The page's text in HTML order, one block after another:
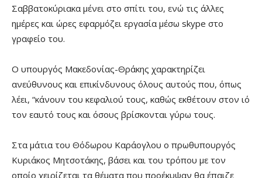
Σαββατοκύριακα μένει στο σπίτι του, ενώ τις άλλες
ημέρες και ώρες εφαρμόζει εργασία μέσω skype στο
γραφείο του.
Ο υπουργός Μακεδονίας-Θράκης χαρακτηρίζει
ανεύθυνους και επικίνδυνους όλους αυτούς που, όπως
λέει, “κάνουν του κεφαλιού τους, καθώς εκθέτουν στον ιό
τον εαυτό τους και όσους βρίσκονται γύρω τους.
Στα μάτια του Θόδωρου Καράογλου ο πρωθυπουργός
Κυριάκος Μητσοτάκης, βάσει και του τρόπου με τον
οποίο χειρίζεται τα θέματα που προέκυψαν θα έπαιζε